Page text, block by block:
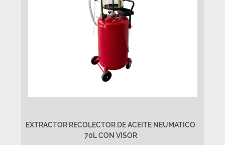
EXTRACTOR RECOLECTOR DE ACEITE NEUMATICO
70L CON VISOR